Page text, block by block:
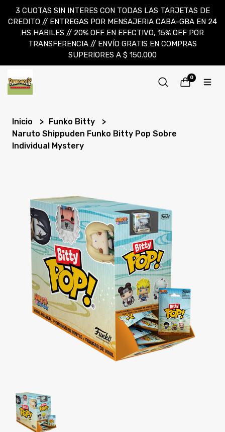
3 CUOTAS SIN INTERES CON TODAS LAS TARJETAS DE
CREDITO // ENTREGAS POR MENSAJERIA CABA-GBA EN 24
HS HABILES // 20% OFF EN EFECTIVO, 15% OFF POR
TRANSFERENCIA // ENVÍO GRATIS EN COMPRAS
SUPERIORES A $ 150.000
0
Inicio
Funko Bitty
Naruto Shippuden Funko Bitty Pop Sobre
Individual Mystery